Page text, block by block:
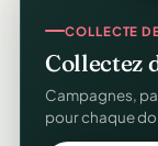
COLLECTE
Collectez
Campagnes,
pour chaque